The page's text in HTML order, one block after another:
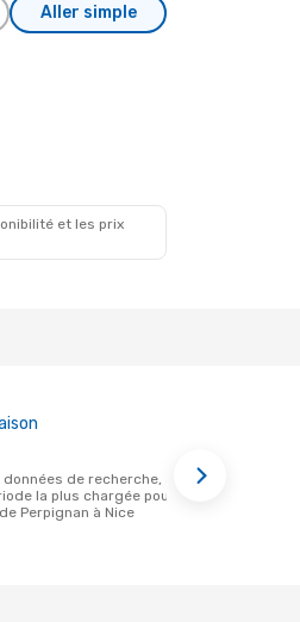
Aller simple
et les prix
la plus chargée pour
Perpignan à Nice